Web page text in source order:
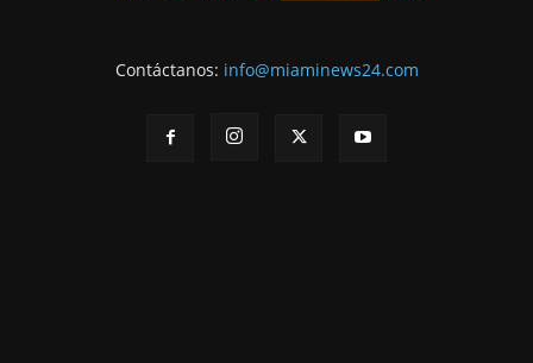
Contáctanos: info@miaminews24.com